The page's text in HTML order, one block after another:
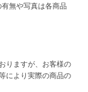
有無や写真は各商品
りますが、お客様の
により実際の商品の